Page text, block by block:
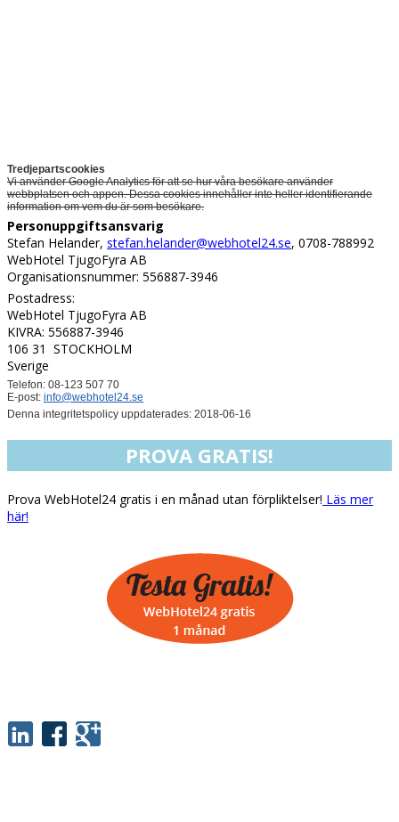
Tredjepartscookies
Vi använder Google Analytics för att se hur våra besökare använder
webbplatsen och appen. Dessa cookies innehåller inte heller identifierande
information om vem du är som besökare.
Personuppgiftsansvarig
Stefan Helander, stefan.helander@webhotel24.se, 0708-788992
WebHotel TjugoFyra AB
Organisationsnummer: 556887-3946
Postadress:
WebHotel TjugoFyra AB
KIVRA: 556887-3946
106 31 STOCKHOLM
Sverige
Telefon: 08-123 507 70
E-post: info@webhotel24.se
Denna integritetspolicy uppdaterades: 2018-06-16
PROVA GRATIS!
Prova WebHotel24 gratis i en månad utan förpliktelser! Läs mer
här!